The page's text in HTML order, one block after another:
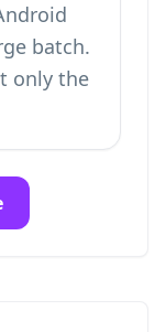
batch.
only the